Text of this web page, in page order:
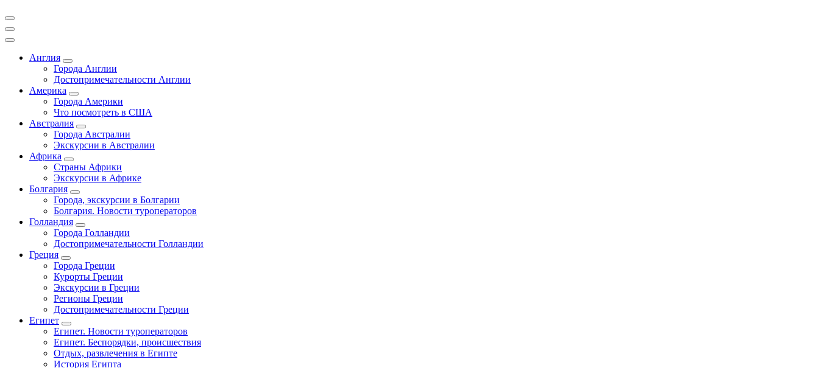
Англия
Города Англии
Достопримечательности Англии
Америка
Города Америки
Что посмотреть в США
Австралия
Города Австралии
Экскурсии в Австралии
Африка
Страны Африки
Экскурсии в Африке
Болгария
Города, экскурсии в Болгарии
Болгария. Новости туроператоров
Голландия
Города Голландии
Достопримечательности Голландии
Греция
Города Греции
Курорты Греции
Экскурсии в Греции
Регионы Греции
Достопримечательности Греции
Египет
Египет. Новости туроператоров
Египет. Беспорядки, происшествия
Отдых, развлечения в Египте
История Египта